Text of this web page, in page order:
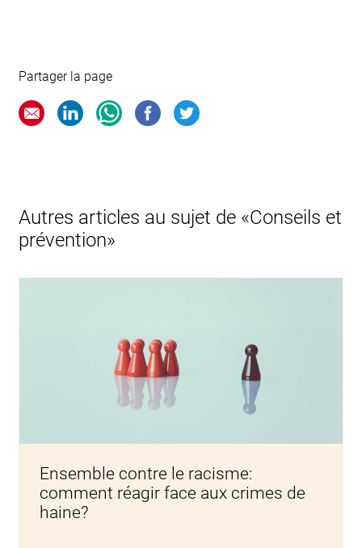
Partager la page
Autres articles au sujet de «Conseils et
prévention»
Ensemble contre le racisme:
comment réagir face aux crimes de
haine?